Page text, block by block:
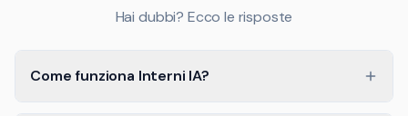
Hai dubbi? Ecco le risposte
Come funziona Interni IA?